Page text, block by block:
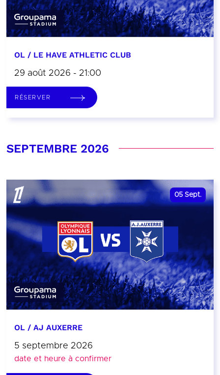
OL / LE HAVE ATHLETIC CLUB
29 août 2026 - 21:00
RÉSERVER
SEPTEMBRE 2026
05 Sept.
OL / AJ AUXERRE
5 septembre 2026
date et heure à confirmer